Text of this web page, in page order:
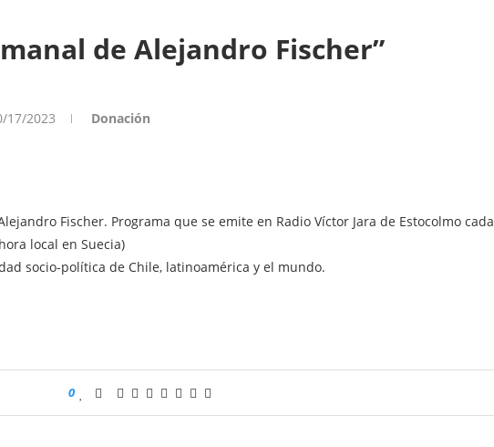
de Alejandro Fischer”
17/2023 Donación
Fischer. Programa que se emite en Radio Víctor Jara de Estocolmo cada
local en Suecia)
socio-política de Chile, latinoamérica y el mundo.
0